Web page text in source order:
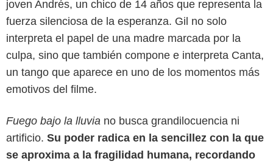
joven Andrés, un chico de 14 años que representa la
fuerza silenciosa de la esperanza. Gil no solo
interpreta el papel de una madre marcada por la
culpa, sino que también compone e interpreta Canta,
un tango que aparece en uno de los momentos más
emotivos del filme.
Fuego bajo la lluvia no busca grandilocuencia ni
artificio. Su poder radica en la sencillez con la que
se aproxima a la fragilidad humana, recordando